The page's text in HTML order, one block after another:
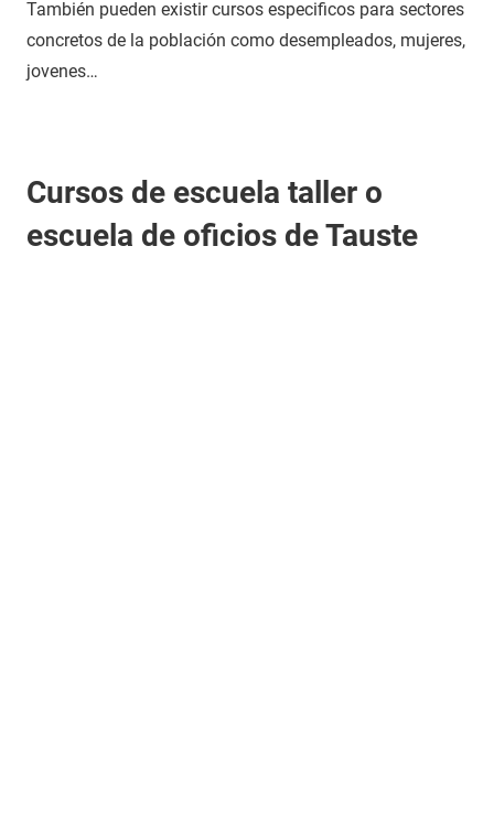
También pueden existir cursos especificos para sectores
concretos de la población como desempleados, mujeres,
jovenes…
Cursos de escuela taller o
escuela de oficios de Tauste